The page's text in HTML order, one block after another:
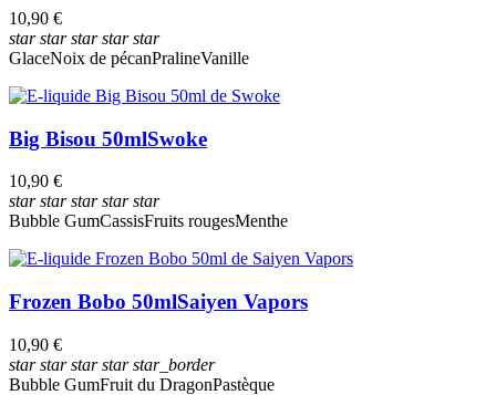
10,90 €
starstarstarstarstar
GlaceNoix de pécanPralineVanille
Big Bisou 50mlSwoke
10,90 €
starstarstarstarstar
Bubble GumCassisFruits rougesMenthe
Frozen Bobo 50mlSaiyen Vapors
10,90 €
starstarstarstarstar_border
Bubble GumFruit du DragonPastèque